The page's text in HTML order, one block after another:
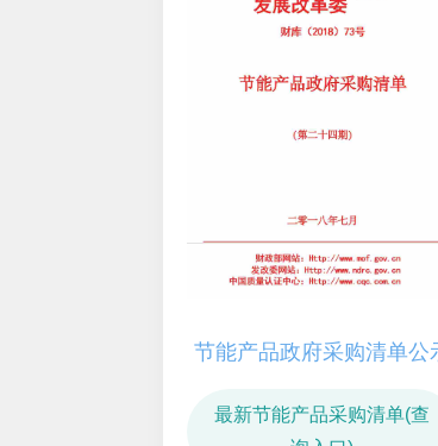
节能产品政府采购清单公
最新节能产品采购清单(查